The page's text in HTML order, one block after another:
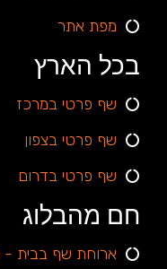
מפת אתר
בכל הארץ
שף פרטי במרכז
שף פרטי בצפון
שף פרטי בדרום
חם מהבלוג
ארוחת שף בבית -